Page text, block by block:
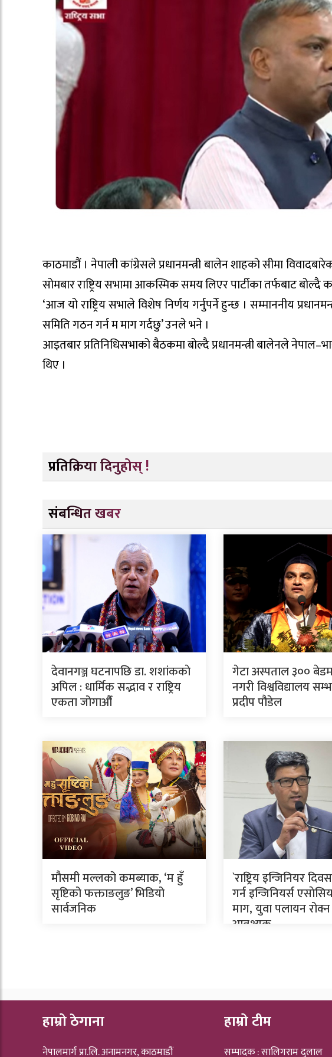
काठमाडौं । नेपाली कांग्रेसले प्रधानमन्त्री बालेन शाहको सीमा
सोमबार राष्ट्रिय सभामा आकस्मिक समय लिएर पार्टीका तर्फबाट
‘आज यो राष्ट्रिय सभाले विशेष निर्णय गर्नुपर्ने हुन्छ । सम्माननीय
समिति गठन गर्न म माग गर्दछु’ उनले भने ।
आइतबार प्रतिनिधिसभाको बैठकमा बोल्दै प्रधानमन्त्री बालेनले
थिए ।
प्रतिक्रिया दिनुहोस् !
संबन्धित खबर
देवानगञ्ज घटनापछि डा. शशांककाे
अपिल : धार्मिक सद्भाव र राष्ट्रिय
एकता जोगाऔँ
गेटा अस्पताल ३००
नगरी विश्वविद्यालय
प्रदीप पौडेल
मौसमी मल्लको कमब्याक, ‘म हुँ
सृष्टिको फक्ताङलुङ’ भिडियो
सार्वजनिक
`राष्ट्रिय इन्जिनियर
गर्न इन्जिनियर्स
माग, युवा पलायन
आवश्यक
हाम्रो ठेगाना
नेपालमार्ग प्रा.लि. अनामनगर, काठमाडौं
हाम्रो टीम
सम्पादक : सालिगराम दुलाल